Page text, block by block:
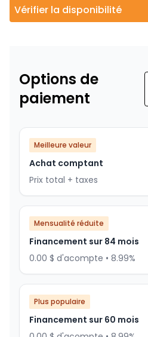
Vérifier la disponibilité
Options de
paiement
Meilleure valeur
Achat comptant
Prix total + taxes
Mensualité réduite
Financement sur 84 mois
0.00 $ d'acompte • 8.99%
Plus populaire
Financement sur 60 mois